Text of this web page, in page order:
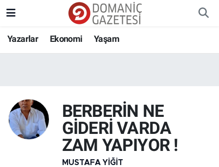
Yazarlar Ekonomi Yaşam
BERBERİN NE
GİDERİ VARDA
ZAM YAPIYOR !
MUSTAFA YIĞIT